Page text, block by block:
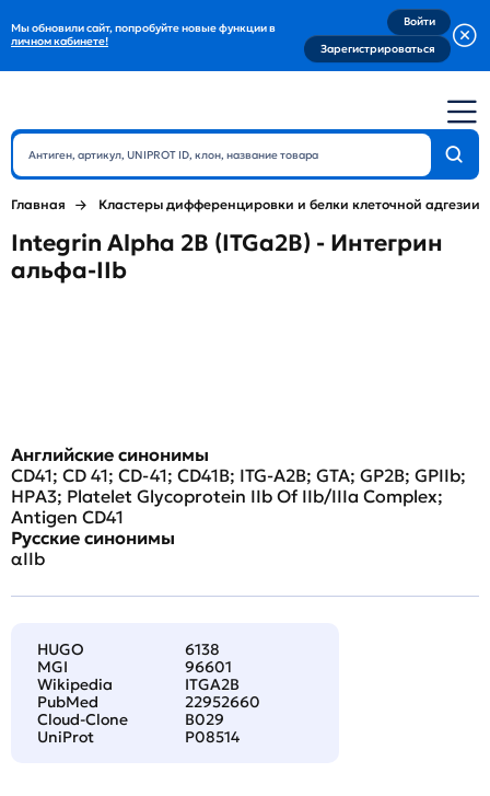
Мы обновили сайт, попробуйте новые функции в
личном кабинете!
Войти
Зарегистрироваться
Главная Кластеры дифференцировки и белки клеточной адгезии
Integrin Alpha 2B (ITGa2B) - Интегрин
альфа-IIb
Английские синонимы
CD41; CD 41; CD-41; CD41B; ITG-A2B; GTA; GP2B; GPIIb;
HPA3; Platelet Glycoprotein IIb Of IIb/IIIa Complex;
Antigen CD41
Русские синонимы
αIIb
HUGO
6138
MGI
96601
Wikipedia
ITGA2B
PubMed
22952660
Cloud-Clone
B029
UniProt
P08514